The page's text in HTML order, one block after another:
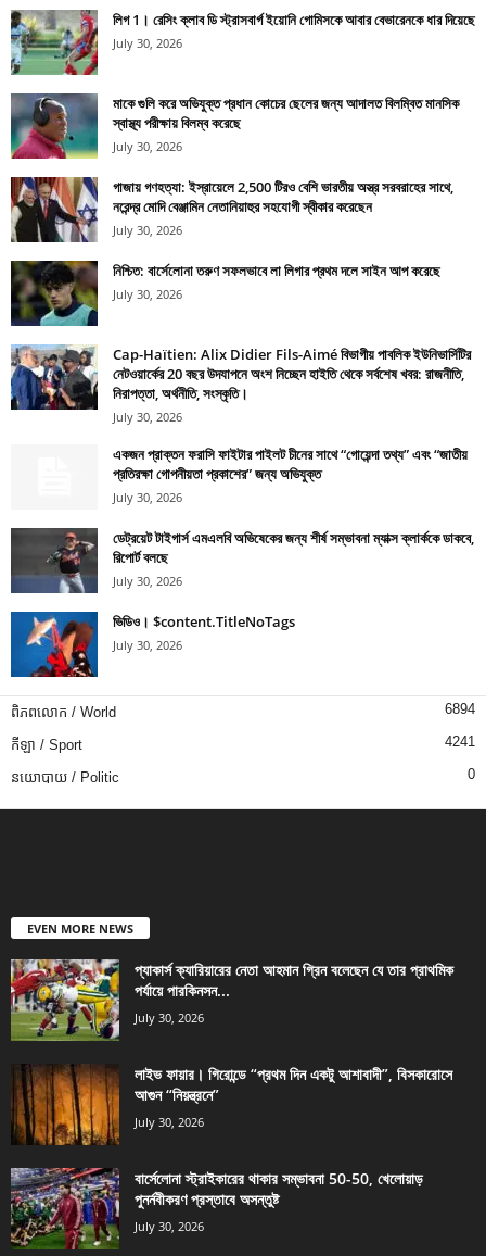
লিগ 1। রেসিং ক্লাব ডি স্ট্রাসবার্গ ইয়োনি গোমিসকে আবার বেভারেনকে ধার দিয়েছে
July 30, 2026
মাকে গুলি করে অভিযুক্ত প্রধান কোচের ছেলের জন্য আদালত বিলম্বিত মানসিক
স্বাস্থ্য পরীক্ষায় বিলম্ব করেছে
July 30, 2026
গাজায় গণহত্যা: ইস্রায়েলে 2,500 টিরও বেশি ভারতীয় অস্ত্র সরবরাহের সাথে,
নরেন্দ্র মোদি বেঞ্জামিন নেতানিয়াহুর সহযোগী স্বীকার করেছেন
July 30, 2026
নিশ্চিত: বার্সেলোনা তরুণ সফলভাবে লা লিগার প্রথম দলে সাইন আপ করেছে
July 30, 2026
Cap-Haïtien: Alix Didier Fils-Aimé বিভাগীয় পাবলিক ইউনিভার্সিটির
নেটওয়ার্কের 20 বছর উদযাপনে অংশ নিচ্ছেন হাইতি থেকে সর্বশেষ খবর: রাজনীতি,
নিরাপত্তা, অর্থনীতি, সংস্কৃতি।
July 30, 2026
একজন প্রাক্তন ফরাসি ফাইটার পাইলট চীনের সাথে “গোয়েন্দা তথ্য” এবং “জাতীয়
প্রতিরক্ষা গোপনীয়তা প্রকাশের” জন্য অভিযুক্ত
July 30, 2026
ডেট্রয়েট টাইগার্স এমএলবি অভিষেকের জন্য শীর্ষ সম্ভাবনা ম্যাক্স ক্লার্ককে ডাকবে,
রিপোর্ট বলছে
July 30, 2026
ভিডিও। $content.TitleNoTags
July 30, 2026
ពិភពលោក / World 6894
កីឡា / Sport 4241
នយោបាយ / Politic 0
EVEN MORE NEWS
প্যাকার্স ক্যারিয়ারের নেতা আহমান গ্রিন বলেছেন যে তার প্রাথমিক
পর্যায়ে পারকিনসন...
July 30, 2026
লাইভ ফায়ার। গিরোন্ডে “প্রথম দিন একটু আশাবাদী”, বিসকারোসে
আগুন “নিয়ন্ত্রনে”
July 30, 2026
বার্সেলোনা স্ট্রাইকারের থাকার সম্ভাবনা 50-50, খেলোয়াড়
পুনর্নবীকরণ প্রস্তাবে অসন্তুষ্ট
July 30, 2026